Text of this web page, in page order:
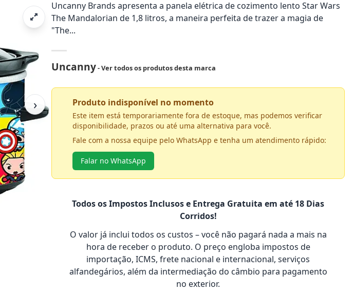
›
Uncanny Brands apresenta a panela elétrica de cozimento lento Star Wars
The Mandalorian de 1,8 litros, a maneira perfeita de trazer a magia de
"The...
Uncanny- Ver todos os produtos desta marca
Produto indisponível no momento
Este item está temporariamente fora de estoque, mas podemos verificar
disponibilidade, prazos ou até uma alternativa para você.
Fale com a nossa equipe pelo WhatsApp e tenha um atendimento rápido:
Falar no WhatsApp
Todos os Impostos Inclusos e Entrega Gratuita em até 18 Dias
Corridos!
O valor já inclui todos os custos – você não pagará nada a mais na
hora de receber o produto. O preço engloba impostos de
importação, ICMS, frete nacional e internacional, serviços
alfandegários, além da intermediação do câmbio para pagamento
no exterior.